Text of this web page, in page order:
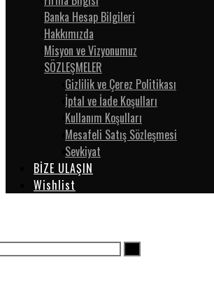
Banka Hesap Bilgileri
Hakkımızda
Misyon ve Vizyonumuz
SÖZLEŞMELER
Gizlilik ve Çerez Politikası
İptal ve İade Koşulları
Kullanım Koşulları
Mesafeli Satış Sözleşmesi
Sevkiyat
BİZE ULAŞIN
Wishlist